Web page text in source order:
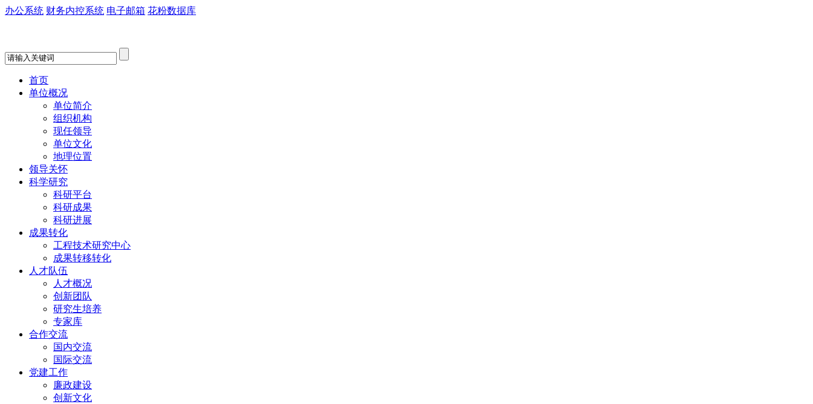
办公系统 财务内控系统 电子邮箱 花粉数据库
首页
单位概况
单位简介
组织机构
现任领导
单位文化
地理位置
领导关怀
科学研究
科研平台
科研成果
科研进展
成果转化
工程技术研究中心
成果转移转化
人才队伍
人才概况
创新团队
研究生培养
专家库
合作交流
国内交流
国际交流
党建工作
廉政建设
创新文化